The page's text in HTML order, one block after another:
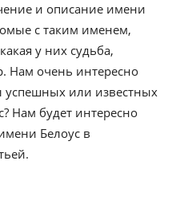
и описание имени
с таким именем,
у них судьба,
Нам очень интересно
или известных
Нам будет интересно
Белоус в